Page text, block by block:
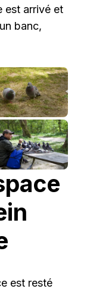
est arrivé et
banc,
est resté